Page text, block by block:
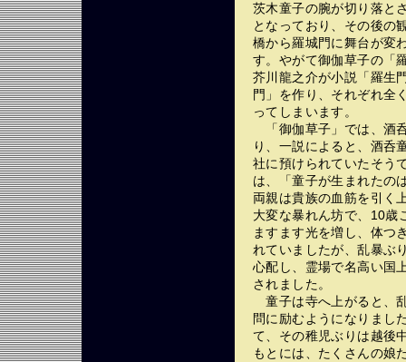
茨木童子の腕が切り落と
となっており、その後の
橋から羅城門に舞台が変
す。やがて御伽草子の「
芥川龍之介が小説「羅生
門」を作り、それぞれ全
ってしまいます。
「御伽草子」では、酒
り、一説によると、酒呑
社に預けられていたそう
は、「童子が生まれたの
両親は貴族の血筋を引く
大変な暴れん坊で、10歳
ますます光を増し、体つ
れていましたが、乱暴ぶ
心配し、霊場で名高い国
されました。
童子は寺へ上がると、
問に励むようになりまし
て、その稚児ぶりは越後
もとには、たくさんの娘